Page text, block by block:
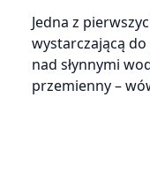
Jedna z
wystarczającą
nad słynnymi
przemienny –